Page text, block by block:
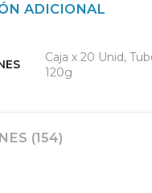
ADICIONAL
Caja x 20 Unid,
120g
(154)